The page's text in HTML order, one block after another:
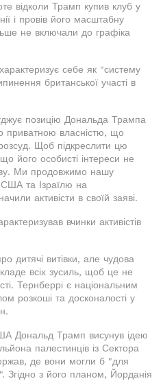
відколи Трамп купив клуб у
і провів його масштабну
не включали до графіка
себе як "систему
британської участі в
позицію Дональда Трампа
приватною власністю, що
Щоб підкреслити цю
його особисті інтереси не
Ми продовжимо нашу
США та Ізраїлю на
активісти в своїй заяві.
вчинки активістів
дитячі витівки, але чудова
всіх зусиль, щоб це не
Тернберрі є національним
розкоші та досконалості у
Дональд Трамп висунув ідею
палестинців із Сектора
де вони могли б "для
Згідно з його планом, Йорданія